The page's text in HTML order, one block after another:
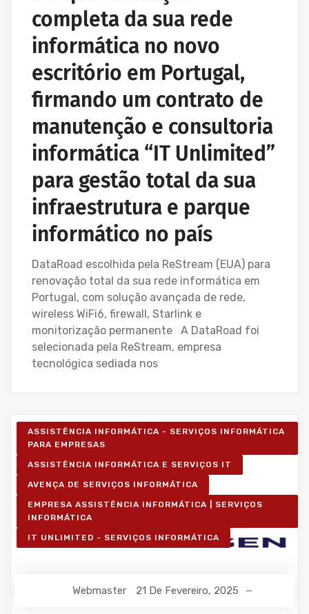
completa da sua rede
informática no novo
escritório em Portugal,
firmando um contrato de
manutenção e consultoria
informática “IT Unlimited”
para gestão total da sua
infraestrutura e parque
informático no país
DataRoad escolhida pela ReStream (EUA) para
renovação total da sua rede informática em
Portugal, com solução avançada de rede,
wireless WiFi6, firewall, Starlink e
monitorização permanente A DataRoad foi
selecionada pela ReStream, empresa
tecnológica sediada nos
ASSISTÊNCIA INFORMÁTICA - SERVIÇOS INFORMÁTICA
PARA EMPRESAS
ASSISTÊNCIA INFORMÁTICA E SERVIÇOS IT
AVENÇA DE SERVIÇOS INFORMÁTICA
EMPRESA ASSISTÊNCIA INFORMÁTICA | SERVIÇOS
INFORMÁTICA
IT UNLIMITED - SERVIÇOS INFORMÁTICA
Webmaster 21 De Fevereiro, 2025